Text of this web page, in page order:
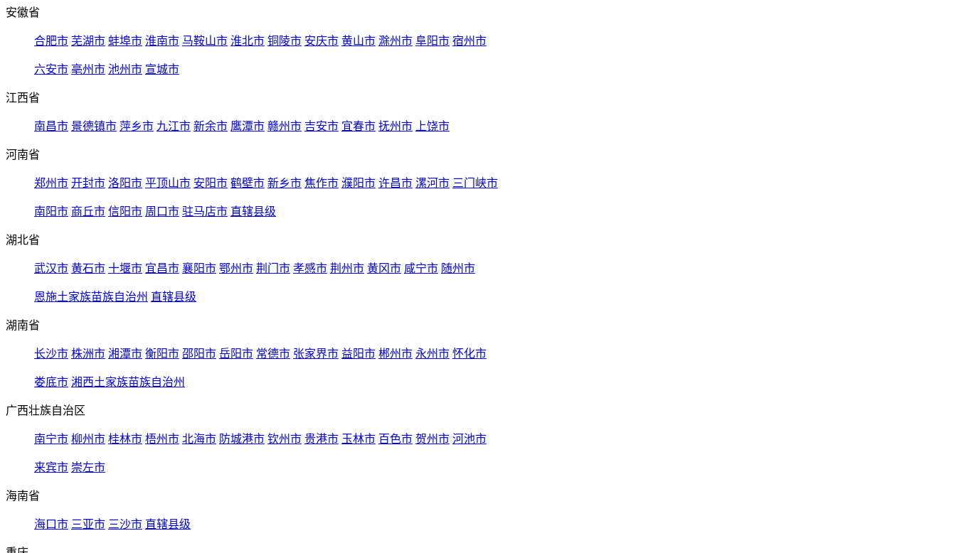
安徽省
合肥市 芜湖市 蚌埠市 淮南市 马鞍山市 淮北市 铜陵市 安庆市 黄山市 滁州市 阜阳市 宿州市
六安市 亳州市 池州市 宣城市
江西省
南昌市 景德镇市 萍乡市 九江市 新余市 鹰潭市 赣州市 吉安市 宜春市 抚州市 上饶市
河南省
郑州市 开封市 洛阳市 平顶山市 安阳市 鹤壁市 新乡市 焦作市 濮阳市 许昌市 漯河市 三门峡市
南阳市 商丘市 信阳市 周口市 驻马店市 直辖县级
湖北省
武汉市 黄石市 十堰市 宜昌市 襄阳市 鄂州市 荆门市 孝感市 荆州市 黄冈市 咸宁市 随州市
恩施土家族苗族自治州 直辖县级
湖南省
长沙市 株洲市 湘潭市 衡阳市 邵阳市 岳阳市 常德市 张家界市 益阳市 郴州市 永州市 怀化市
娄底市 湘西土家族苗族自治州
广西壮族自治区
南宁市 柳州市 桂林市 梧州市 北海市 防城港市 钦州市 贵港市 玉林市 百色市 贺州市 河池市
来宾市 崇左市
海南省
海口市 三亚市 三沙市 直辖县级